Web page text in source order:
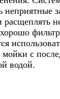
неприятные
расщеплять
мойки с
водой.